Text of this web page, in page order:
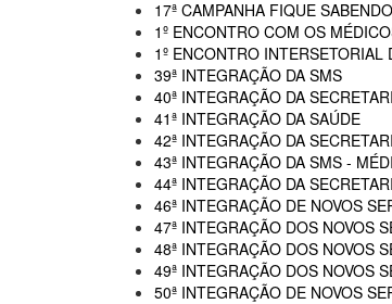
17ª CAMPANHA FIQUE
1º ENCONTRO COM OS
1º ENCONTRO
39ª INTEGRAÇÃO DA SMS
40ª INTEGRAÇÃO DA
41ª INTEGRAÇÃO DA SAÚDE
42ª INTEGRAÇÃO DA
43ª INTEGRAÇÃO DA SMS -
44ª INTEGRAÇÃO DA
46ª INTEGRAÇÃO DE NOVOS
47ª INTEGRAÇÃO DOS NOVOS
48ª INTEGRAÇÃO DOS NOVOS
49ª INTEGRAÇÃO DOS NOVOS
50ª INTEGRAÇÃO DE NOVOS